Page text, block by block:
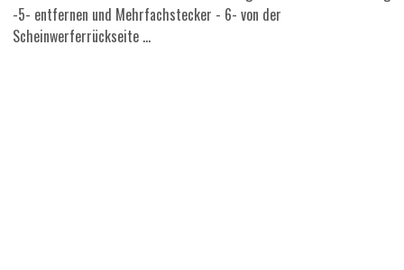
-5- entfernen und Mehrfachstecker - 6- von der
Scheinwerferrückseite ...